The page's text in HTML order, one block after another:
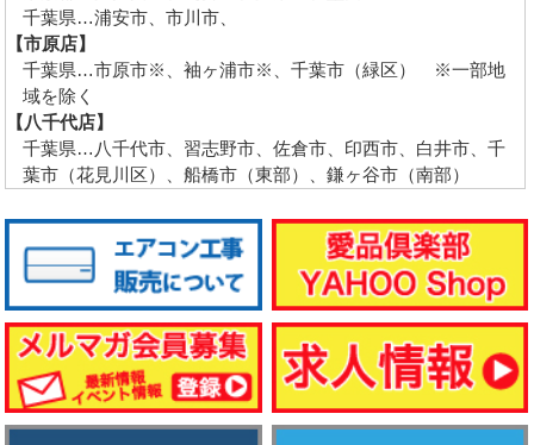
千葉県…浦安市、市川市、
【市原店】
千葉県…市原市※、袖ヶ浦市※、千葉市（緑区） ※一部地
域を除く
【八千代店】
千葉県…八千代市、習志野市、佐倉市、印西市、白井市、千
葉市（花見川区）、船橋市（東部）、鎌ヶ谷市（南部）